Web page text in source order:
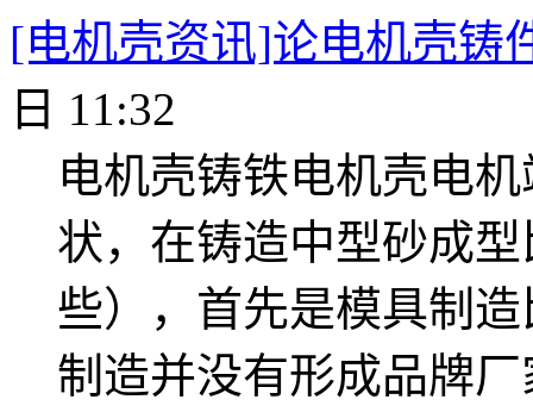
[电机壳资讯]论电机壳铸
日 11:32
电机壳铸铁电机壳电
状，在铸造中型砂成
些），首先是模具制
制造并没有形成品牌